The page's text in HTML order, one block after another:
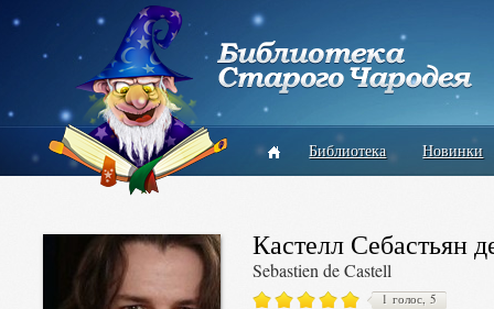
Библиотека Новинки
Кастелл Себастьян
Sebastien de Castell
1 голос, 5